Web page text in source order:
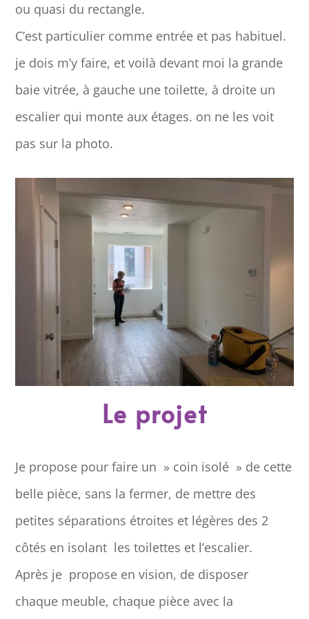
ou quasi du rectangle.
C’est particulier comme entrée et pas habituel.
je dois m’y faire, et voilà devant moi la grande
baie vitrée, à gauche une toilette, à droite un
escalier qui monte aux étages. on ne les voit
pas sur la photo.
Le projet
Je propose pour faire un » coin isolé » de cette
belle pièce, sans la fermer, de mettre des
petites séparations étroites et légères des 2
côtés en isolant les toilettes et l’escalier.
Après je propose en vision, de disposer
chaque meuble, chaque pièce avec la